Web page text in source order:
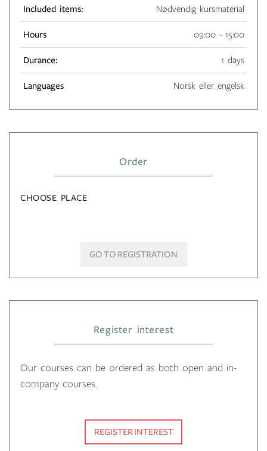
Included items: Nødvendig kursmaterial
Hours 09:00 - 15:00
Durance: 1 days
Languages Norsk eller engelsk
Order
CHOOSE PLACE
GO TO REGISTRATION
Register interest
Our courses can be ordered as both open and in-
company courses.
REGISTER INTEREST